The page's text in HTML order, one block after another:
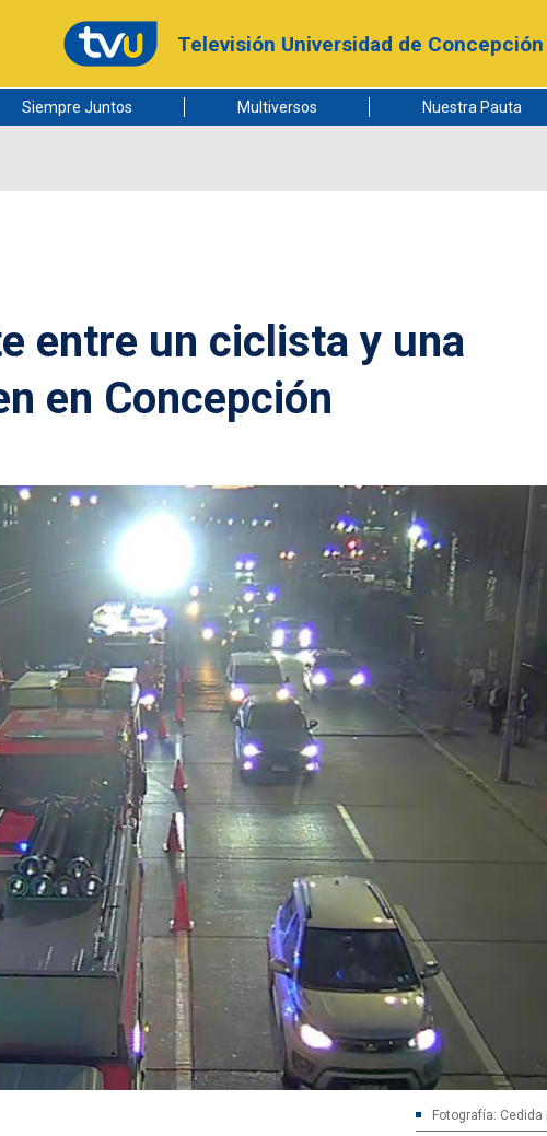
Televisión Universidad de Concepción
Siempre Juntos Multiversos Nuestra Pauta
entre un ciclista y una
en Concepción
Fotografía: Cedida